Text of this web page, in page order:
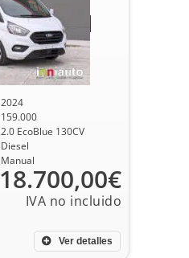
2024
159.000
2.0 EcoBlue 130CV
Diesel
Manual
Ver detalles
18.700,00€